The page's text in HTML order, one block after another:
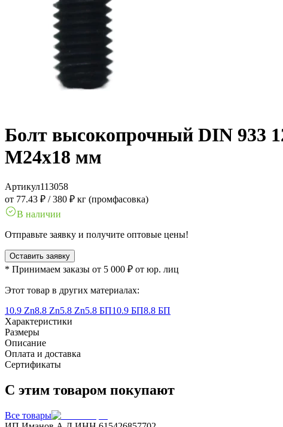
Болт высокопрочный DIN 933
M24x18 мм
Артикул113058
от 77.43 ₽ /380 ₽ кг (промфасовка)
В наличии
Отправьте заявку и получите оптовые цены!
Оставить заявку
* Принимаем заказы от 5 000 ₽ от юр. лиц
Этот товар в других материалах:
10.9 Zn8.8 Zn5.8 Zn5.8 БП10.9 БП8.8 БП
Характеристики
Размеры
Описание
Оплата и доставка
Сертификаты
С этим товаром покупают
Все товары